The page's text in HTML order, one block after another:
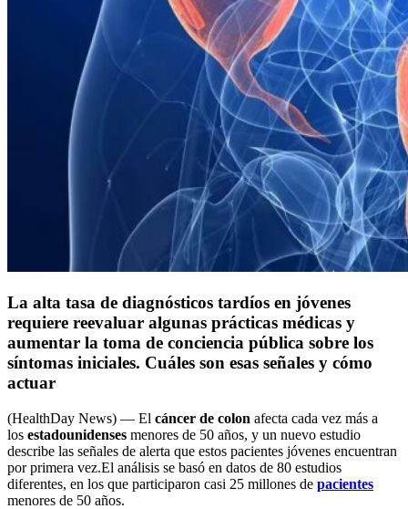
La alta tasa de diagnósticos tardíos en jóvenes
requiere reevaluar algunas prácticas médicas y
aumentar la toma de conciencia pública sobre los
síntomas iniciales. Cuáles son esas señales y cómo
actuar
(HealthDay News) — El cáncer de colon afecta cada vez más a
los estadounidenses menores de 50 años, y un nuevo estudio
describe las señales de alerta que estos pacientes jóvenes encuentran
por primera vez.El análisis se basó en datos de 80 estudios
diferentes, en los que participaron casi 25 millones de pacientes
menores de 50 años.